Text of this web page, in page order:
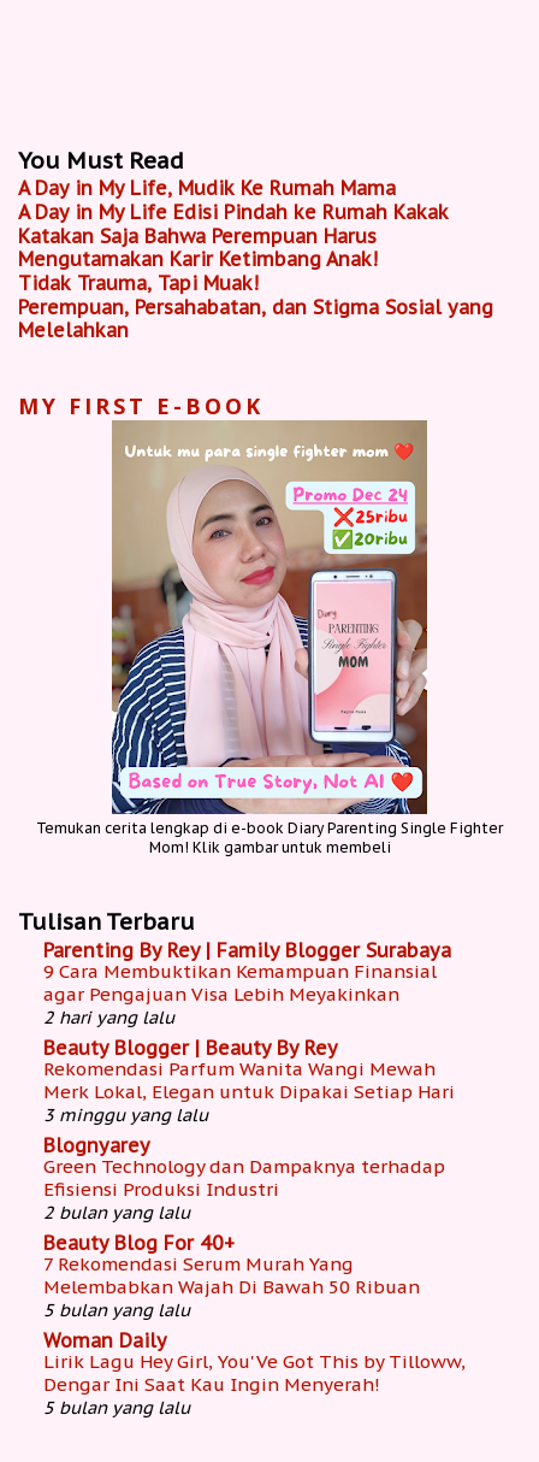
You Must Read
A Day in My Life, Mudik Ke Rumah Mama
A Day in My Life Edisi Pindah ke Rumah Kakak
Katakan Saja Bahwa Perempuan Harus
Mengutamakan Karir Ketimbang Anak!
Tidak Trauma, Tapi Muak!
Perempuan, Persahabatan, dan Stigma Sosial yang
Melelahkan
MY FIRST E-BOOK
Temukan cerita lengkap di e-book Diary Parenting Single Fighter
Mom! Klik gambar untuk membeli
Tulisan Terbaru
Parenting By Rey | Family Blogger Surabaya
9 Cara Membuktikan Kemampuan Finansial
agar Pengajuan Visa Lebih Meyakinkan
2 hari yang lalu
Beauty Blogger | Beauty By Rey
Rekomendasi Parfum Wanita Wangi Mewah
Merk Lokal, Elegan untuk Dipakai Setiap Hari
3 minggu yang lalu
Blognyarey
Green Technology dan Dampaknya terhadap
Efisiensi Produksi Industri
2 bulan yang lalu
Beauty Blog For 40+
7 Rekomendasi Serum Murah Yang
Melembabkan Wajah Di Bawah 50 Ribuan
5 bulan yang lalu
Woman Daily
Lirik Lagu Hey Girl, You'Ve Got This by Tilloww,
Dengar Ini Saat Kau Ingin Menyerah!
5 bulan yang lalu